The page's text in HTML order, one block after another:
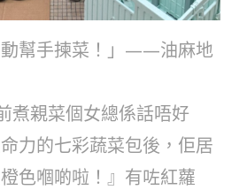
動幫手揀菜！」——油麻地
煮親菜個女總係話唔好
力的七彩蔬菜包後，佢居
色嗰啲啦！』有咗紅蘿